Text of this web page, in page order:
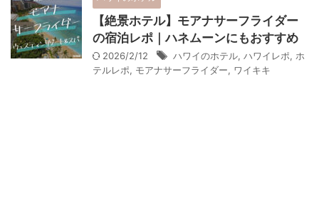
【絶景ホテル】モアナサーフライダー
の宿泊レポ｜ハネムーンにもおすすめ
2026/2/12 ハワイのホテル, ハワイレポ, ホ
テルレポ, モアナサーフライダー, ワイキキ